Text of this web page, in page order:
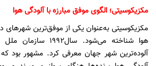
مکزیکوسیتی؛ الگوی موفق مبارزه با آلودگی هوا
مکزیکوسیتی به‌عنوان یکی از موفق‌ترین شهرهای
هوا شناخته می‌شود.
آلوده‌ترین شهر جهان معرفی کرد. مشهور بود